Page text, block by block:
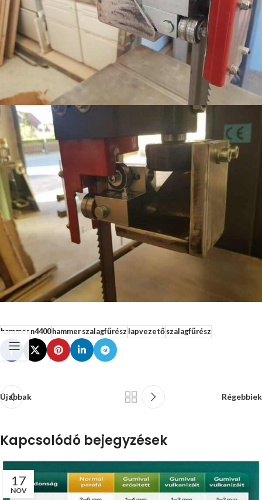
hammer n4400hammer szalagfűrész lapvezetőszalagfűrész
Újabbak Régebbiek
Kapcsolódó bejegyzések
17
NOV